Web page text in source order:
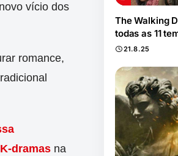
vício dos
romance,
K-dramas na
The Walking
todas as 11
21.8.25